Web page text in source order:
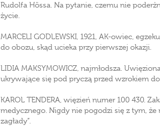
Rudolfa Hössa. Na pytanie, czemu nie
życie.
MARCELI GODLEWSKI, 1921, AK-owiec,
do obozu, skąd ucieka przy pierwszej okazji.
LIDIA MAKSYMOWICZ, najmłodsza.
ukrywające się pod pryczą przed wzrokiem
KAROL TENDERA, więzień numer 100 430.
medycznego. Nigdy nie pogodzi się z tym,
zagłady”.